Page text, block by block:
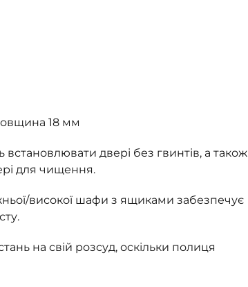
18 мм
встановлювати двері без гвинтів, а також
для чищення.
високої шафи з ящиками забезпечує
на свій розсуд, оскільки полиця